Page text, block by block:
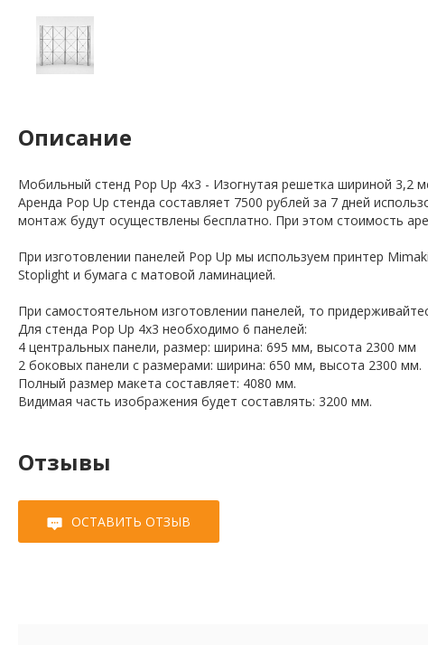
Описание
Мобильный стенд Pop Up 4x3 - Изогнутая решетка шириной 3,2
Аренда Pop Up стенда составляет 7500 рублей за 7 дней
монтаж будут осуществлены бесплатно. При этом стоимость
При изготовлении панелей Pop Up мы используем принтер
Stoplight и бумага с матовой ламинацией.
При самостоятельном изготовлении панелей, то
Для стенда Pop Up 4x3 необходимо 6 панелей:
4 центральных панели, размер: ширина: 695 мм, высота 2300 мм
2 боковых панели с размерами: ширина: 650 мм, высота 2300 мм.
Полный размер макета составляет: 4080 мм.
Видимая часть изображения будет составлять: 3200 мм.
Отзывы
ОСТАВИТЬ ОТЗЫВ